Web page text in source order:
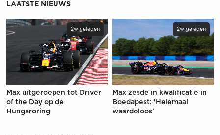
LAATSTE NIEUWS
2w geleden
Max uitgeroepen tot Driver
of the Day op de
Hungaroring
2w geleden
Max zesde in kwalificatie in
Boedapest: 'Helemaal
waardeloos'